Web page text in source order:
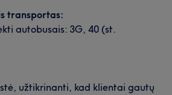
transportas:
autobusais: 3G, 40 (st.
užtikrinanti, kad klientai gautų